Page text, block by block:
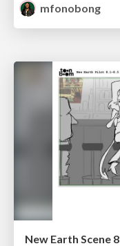
mfonobong
New Earth Scene 8